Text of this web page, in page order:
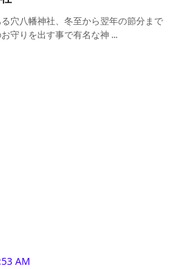
穴八幡神社、冬至から翌年の節分まで
守りを出す事で有名な神 ...
AM